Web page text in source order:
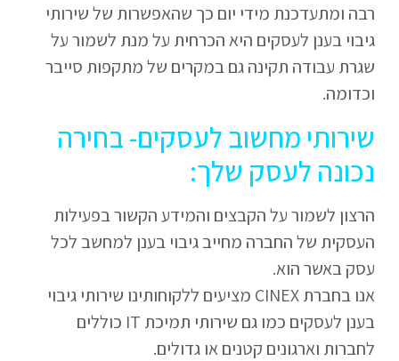
רבה ומתעדכנת מידי יום כך שהאפשרות של שירותי
גיבוי בענן לעסקים היא הכרחית על מנת לשמור על
שגרת עבודה תקינה גם במקרים של מתקפות סייבר
וכדומה.
שירותי מחשוב לעסקים- בחירה
נכונה לעסק שלך:
הרצון לשמור על הקבצים והמידע הקשור בפעילות
העסקית של החברה מחייב גיבוי בענן למחשב לכל
עסק באשר הוא.
אנו בחברת CINEX מציעים ללקוחותינו שירותי גיבוי
בענן לעסקים כמו גם שירותי תמיכת IT כוללים
לחברות וארגונים קטנים או גדולים.